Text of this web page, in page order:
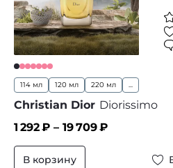
114 мл 120 мл 220 мл ...
Christian Dior Diorissimo
1 292₽ – 19 709₽
В корзину